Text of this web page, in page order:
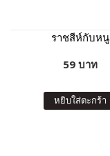
ราชสีห์กับหนู
59 บาท
หยิบใส่ตะกร้า